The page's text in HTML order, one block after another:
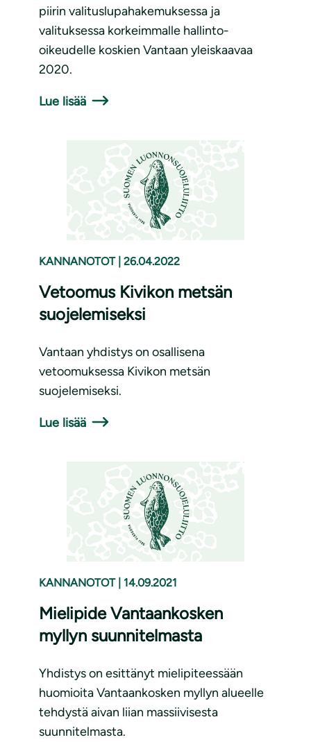
piirin valituslupahakemuksessa ja
valituksessa korkeimmalle hallinto-
oikeudelle koskien Vantaan yleiskaavaa
2020.
Lue lisää
KANNANOTOT 26.04.2022
Vetoomus Kivikon metsän
suojelemiseksi
Vantaan yhdistys on osallisena
vetoomuksessa Kivikon metsän
suojelemiseksi.
Lue lisää
KANNANOTOT 14.09.2021
Mielipide Vantaankosken
myllyn suunnitelmasta
Yhdistys on esittänyt mielipiteessään
huomioita Vantaankosken myllyn alueelle
tehdystä aivan liian massiivisesta
suunnitelmasta.